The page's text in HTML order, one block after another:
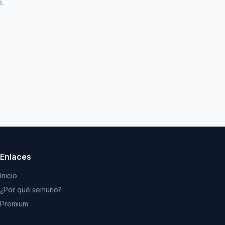
Enlaces
Inicio
¿Por qué semurio?
Premium